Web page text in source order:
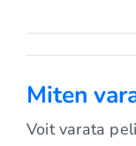
Miten
Voit varata